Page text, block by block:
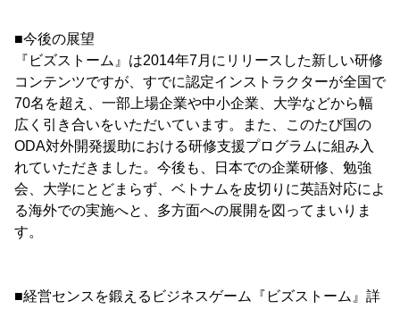
■今後の展望
『ビズストーム』は2014年7月にリリースした新しい研修
コンテンツですが、すでに認定インストラクターが全国で
70名を超え、一部上場企業や中小企業、大学などから幅
広く引き合いをいただいています。また、このたび国の
ODA対外開発援助における研修支援プログラムに組み入
れていただきました。今後も、日本での企業研修、勉強
会、大学にとどまらず、ベトナムを皮切りに英語対応によ
る海外での実施へと、多方面への展開を図ってまいりま
す。
■経営センスを鍛えるビジネスゲーム『ビズストーム』詳